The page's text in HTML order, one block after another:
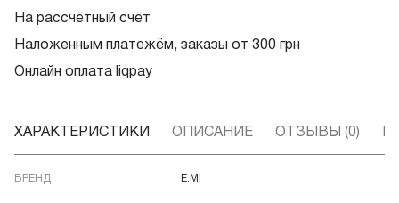
На рассчётный счёт
Наложенным платежём, заказы от 300 грн
Онлайн оплата liqpay
ХАРАКТЕРИСТИКИ ОПИСАНИЕ ОТЗЫВЫ (0)
БРЕНД E.MI